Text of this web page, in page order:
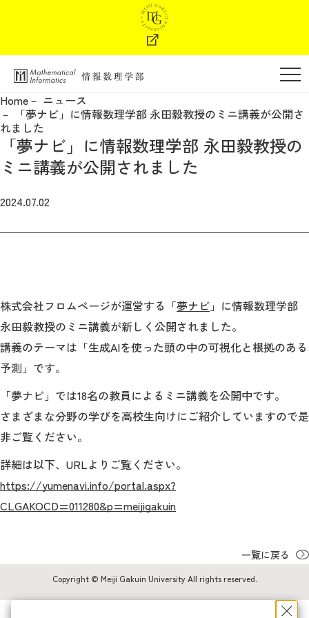
STORIES ニュース
よくあるご質問 サイトマップ
学部の特色
学部長メッセージ
教育・カリキュラム
教員紹介
入試情報
情報数理科学研究所
大学院
Home
ニュース
「夢ナビ」に情報数理学部 永田毅教授のミニ講義が公開さ
れました
「夢ナビ」に情報数理学部 永田毅教授の
ミニ講義が公開されました
2024.07.02
株式会社フロムページが運営する「夢ナビ 」に情報数理学部
永田毅教授のミニ講義が新しく公開されました。
講義のテーマは「生成AIを使った頭の中の可視化と根拠のある
予測」です。
「夢ナビ」では18名の教員によるミニ講義を公開中です。
さまざまな分野の学びを高校生向けにご紹介していますので是
非ご覧ください。
詳細は以下、URLよりご覧ください。
https://yumenavi.info/portal.aspx?
CLGAKOCD=011280&p=meijigakuin
一覧に戻る
Copyright © Meiji Gakuin University All rights reserved.